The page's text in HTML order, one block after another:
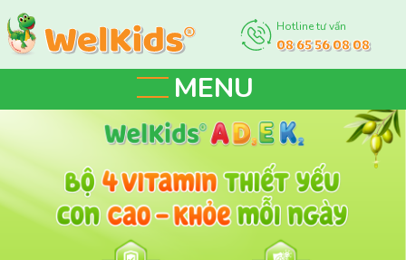
Hotline tư vấn
08 65 56 08 08
MENU